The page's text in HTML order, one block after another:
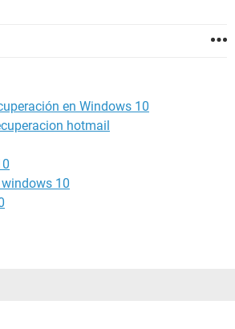
en Windows 10
hotmail
10